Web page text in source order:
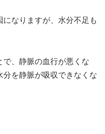
なりますが、水分不足も
で、静脈の血行が悪くな
分を静脈が吸収できなくな